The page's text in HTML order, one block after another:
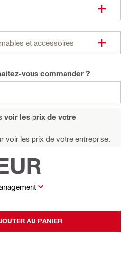
et accessoires
vous commander ?
voir les prix de votre
voir les prix de votre entreprise.
AU PANIER